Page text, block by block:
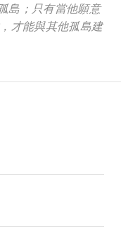
島；只有當他願意
才能與其他孤島建